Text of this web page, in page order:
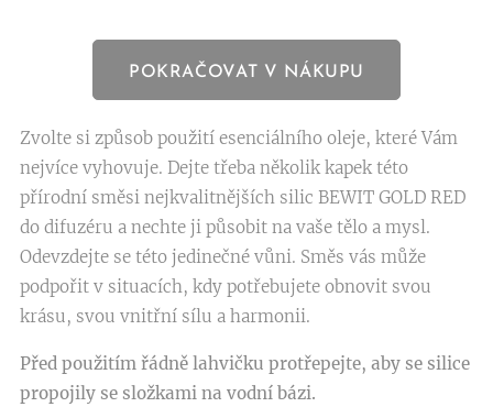
POKRAČOVAT V NÁKUPU
Zvolte si způsob použití esenciálního oleje, které Vám
nejvíce vyhovuje. Dejte třeba několik kapek této
přírodní směsi nejkvalitnějších silic BEWIT GOLD RED
do difuzéru a nechte ji působit na vaše tělo a mysl.
Odevzdejte se této jedinečné vůni. Směs vás může
podpořit v situacích, kdy potřebujete obnovit svou
krásu, svou vnitřní sílu a harmonii.
Před použitím řádně lahvičku protřepejte, aby se silice
propojily se složkami na vodní bázi.